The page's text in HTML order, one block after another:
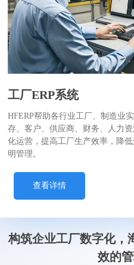
工厂ERP系统
HFERP帮助各行业工厂、制造业
存、客户、供应商、财务、人力
化运营，提高工厂生产效率，降
明管理。
查看详情
构筑企业工厂数字化，
效的